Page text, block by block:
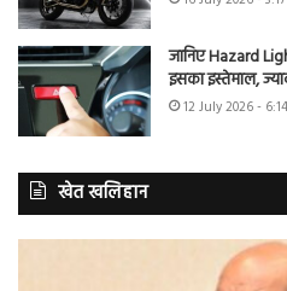
जानिए Hazard
इसका इस्तेमाल,
12 July 2026 -
खेत खलिहान